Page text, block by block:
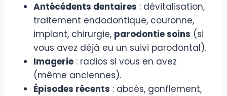
Antécédents dentaires : dévitalisation,
traitement endodontique, couronne,
implant, chirurgie, parodontie soins (si
vous avez déjà eu un suivi parodontal).
Imagerie : radios si vous en avez
(même anciennes).
Épisodes récents : abcès, gonflement,